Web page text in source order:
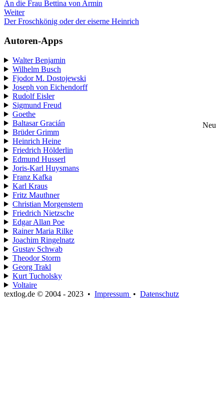
An die Frau Bettina von Armin
Weiter
Der Froschkönig oder der eiserne Heinrich
Autoren-Apps
Walter Benjamin
Wilhelm Busch
Fjodor M. Dostojewski
Joseph von Eichendorff
Rudolf Eisler
Sigmund Freud
Goethe
Baltasar Gracián
Neu
Brüder Grimm
Heinrich Heine
Friedrich Hölderlin
Edmund Husserl
Joris-Karl Huysmans
Franz Kafka
Karl Kraus
Fritz Mauthner
Christian Morgenstern
Friedrich Nietzsche
Edgar Allan Poe
Rainer Maria Rilke
Joachim Ringelnatz
Gustav Schwab
Theodor Storm
Georg Trakl
Kurt Tucholsky
Voltaire
textlog.de © 2004 - 2023 • Impressum • Datenschutz